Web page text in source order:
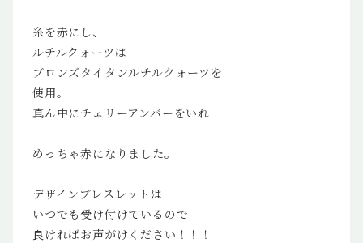
糸を赤にし、
ルチルクォーツは
ブロンズタイタンルチルクォーツを
使用。
真ん中にチェリーアンバーをいれ
めっちゃ赤になりました。
デザインブレスレットは
いつでも受け付けているので
良ければお声がけください！！！